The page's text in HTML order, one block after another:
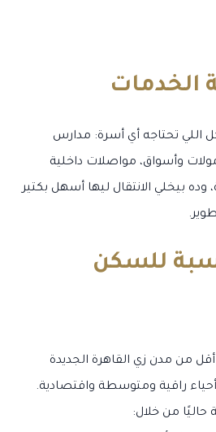
اللي تحتاجه أي أسرة: مدارس
وأسواق، مواصلات داخلية
وده بيخلي الانتقال ليها أسهل بكتير
للسكن
من مدن زي القاهرة الجديدة
راقية ومتوسطة واقتصادية.
حاليًا من خلال: